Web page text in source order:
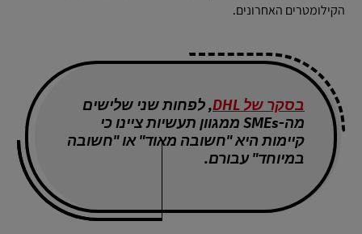
הקילומטרים האחרונים.
בסקר של DHL
, לפחות שני שלישים
מה-SMEs ממגוון תעשיות ציינו כי
קיימות היא "חשובה מאוד" או "חשובה
במיוחד" עבורם.